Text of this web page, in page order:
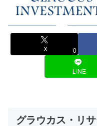
X 0
LINE
グラウカス・リ